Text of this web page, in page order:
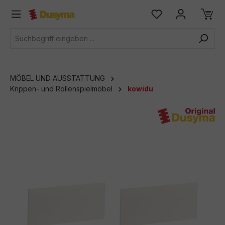
springen
MÖBEL UND AUSSTATTUNG
Krippen- und Rollenspielmöbel
kowidu